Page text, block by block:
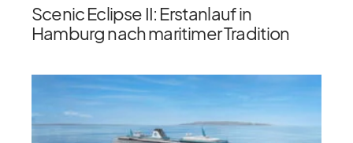
Scenic Eclipse II: Erstanlauf in
Hamburg nach maritimer Tradition